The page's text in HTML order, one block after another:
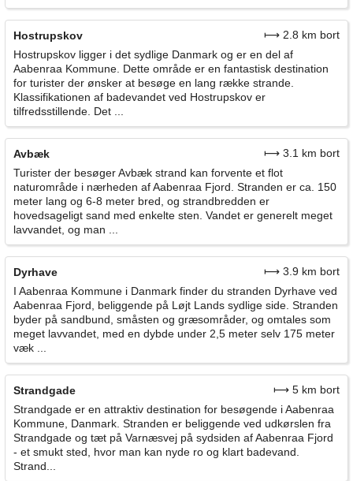
Hostrupskov
⟼ 2.8 km bort
Hostrupskov ligger i det sydlige Danmark og er en del af
Aabenraa Kommune. Dette område er en fantastisk destination
for turister der ønsker at besøge en lang række strande.
Klassifikationen af badevandet ved Hostrupskov er
tilfredsstillende. Det ...
Avbæk
⟼ 3.1 km bort
Turister der besøger Avbæk strand kan forvente et flot
naturområde i nærheden af Aabenraa Fjord. Stranden er ca. 150
meter lang og 6-8 meter bred, og strandbredden er
hovedsageligt sand med enkelte sten. Vandet er generelt meget
lavvandet, og man ...
Dyrhave
⟼ 3.9 km bort
I Aabenraa Kommune i Danmark finder du stranden Dyrhave ved
Aabenraa Fjord, beliggende på Løjt Lands sydlige side. Stranden
byder på sandbund, småsten og græsområder, og omtales som
meget lavvandet, med en dybde under 2,5 meter selv 175 meter
væk ...
Strandgade
⟼ 5 km bort
Strandgade er en attraktiv destination for besøgende i Aabenraa
Kommune, Danmark. Stranden er beliggende ved udkørslen fra
Strandgade og tæt på Varnæsvej på sydsiden af Aabenraa Fjord
- et smukt sted, hvor man kan nyde ro og klart badevand.
Strand...